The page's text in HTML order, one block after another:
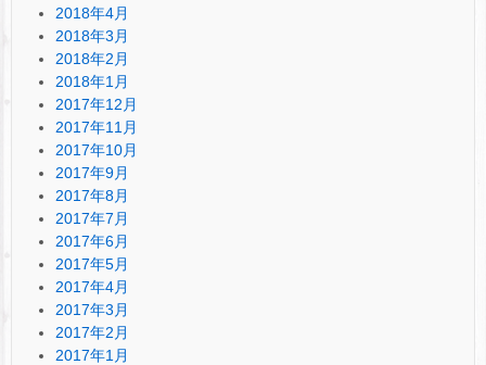
2018年4月
2018年3月
2018年2月
2018年1月
2017年12月
2017年11月
2017年10月
2017年9月
2017年8月
2017年7月
2017年6月
2017年5月
2017年4月
2017年3月
2017年2月
2017年1月